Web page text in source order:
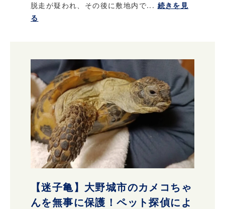
脱走が疑われ、その後に敷地内で... 続きを見
る
【迷子亀】大野城市のカメコちゃ
んを無事に保護！ペット探偵によ